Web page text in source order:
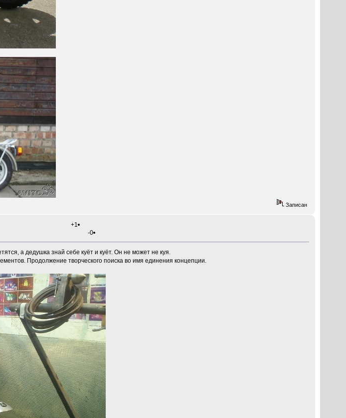
Записан
+1
-0
а дедушка знай себе куёт и куёт. Он не может не куя.
Продолжение творческого поиска во имя единения концепции.